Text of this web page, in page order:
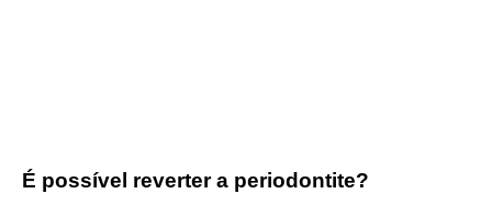
É possível reverter a periodontite?